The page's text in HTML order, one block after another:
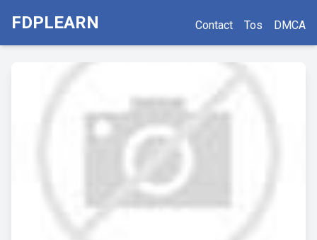
FDPLEARN Contact Tos DMCA